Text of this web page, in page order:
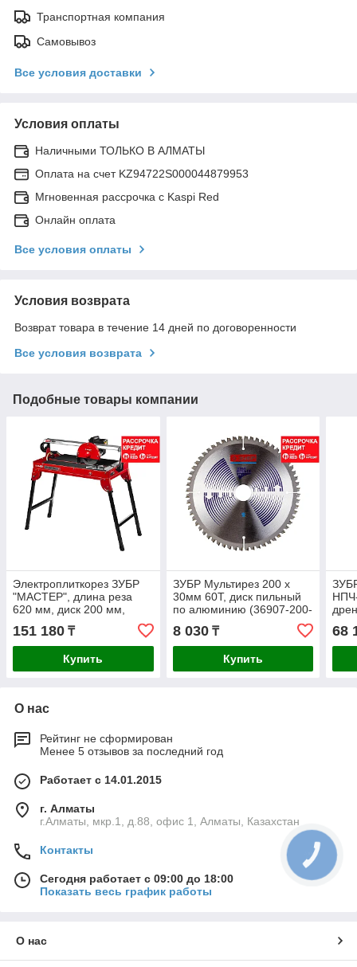
Транспортная компания
Самовывоз
Все условия доставки
Условия оплаты
Наличными ТОЛЬКО В АЛМАТЫ
Оплата на счет KZ94722S000044879953
Мгновенная рассрочка с Kaspi Red
Онлайн оплата
Все условия оплаты
Условия возврата
Возврат товара в течение 14 дней по договоренности
Все условия возврата
Подобные товары компании
Электроплиткорез ЗУБР
"МАСТЕР", длина реза
620 мм, диск 200 мм,
90°-35мм/45°-25мм, стол
690х385
151 180 ₸
Купить
ЗУБР Мультирез 200 x
30мм 60Т, диск пильный
по алюминию (36907-200-
8 030₸
Купить
68
О нас
Рейтинг не сформирован
Менее 5 отзывов за последний год
Работает с 14.01.2015
г. Алматы
г.Алматы, мкр.1, д.88, офис 1, Алматы, Казахстан
Контакты
Сегодня работает с 09:00 до 18:00
Показать весь график работы
О нас
КНОПКА
СВЯЗИ